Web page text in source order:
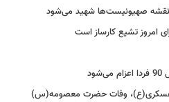
نقشه صهیونیست‌ها شهید می‌شود
امروز تشیع کارساز است
عسکری(ع)، وفات حضرت معصومه(س)